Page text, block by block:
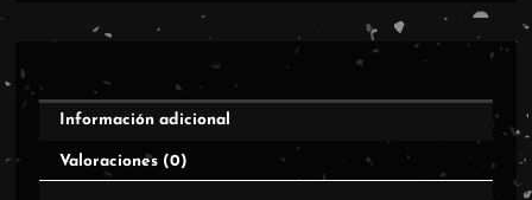
Información adicional
Valoraciones (0)